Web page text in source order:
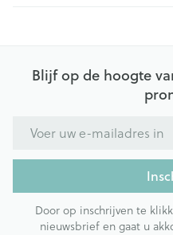
Blijf op de hoogte
Door op inschrijven te
nieuwsbrief en gaat u